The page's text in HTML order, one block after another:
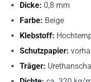
Dicke: 0,8 mm
Farbe: Beige
Klebstoff:
Schutzpapier:
Träger: